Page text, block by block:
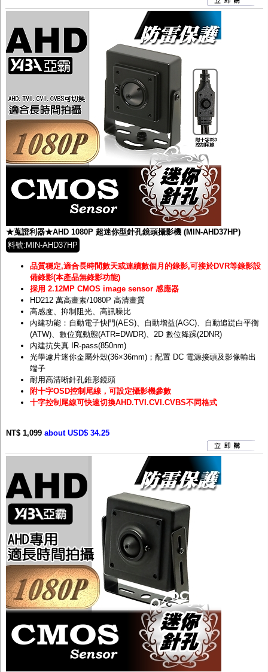
★蒐證利器★AHD 1080P 超迷你型針孔鏡頭攝影機 (MIN-AHD37HP)
料號:MIN-AHD37HP
品質穩定,適合長時間數天或連續數個月的錄影,可接於DVR等錄影設
備錄影(本產品無錄影功能)
採用 2.12MP CMOS image sensor 感應器
HD212 萬高畫素/1080P 高清畫質
高感度、抑制阻光、高訊噪比
內建功能：自動電子快門(AES)、自動增益(AGC)、自動追踨白平衡
(ATW)、數位寬動態(ATR=DWDR)、2D 數位降躁(2DNR)
內建抗失真 IR-pass(850nm)
光學濾片迷你金屬外殼(36×36mm)；配置 DC 電源接頭及影像輸出
端子
耐用高清晰針孔錐形鏡頭
附十字OSD控制尾線，可設定攝影機參數
十字控制尾線可快速切換AHD.TVI.CVI.CVBS不同格式
NT$ 1,099 about USD$ 34.25